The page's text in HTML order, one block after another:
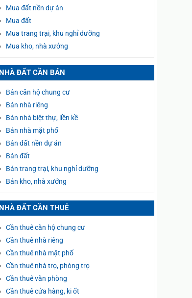
Mua đất nền dự án
Mua đất
Mua trang trại, khu nghỉ dưỡng
Mua kho, nhà xưởng
NHÀ ĐẤT CẦN BÁN
Bán căn hộ chung cư
Bán nhà riêng
Bán nhà biệt thự, liền kề
Bán nhà mặt phố
Bán đất nền dự án
Bán đất
Bán trang trại, khu nghỉ dưỡng
Bán kho, nhà xưởng
NHÀ ĐẤT CẦN THUÊ
Cần thuê căn hộ chung cư
Cần thuê nhà riêng
Cần thuê nhà mặt phố
Cần thuê nhà trọ, phòng trọ
Cần thuê văn phòng
Cần thuê cửa hàng, ki ốt